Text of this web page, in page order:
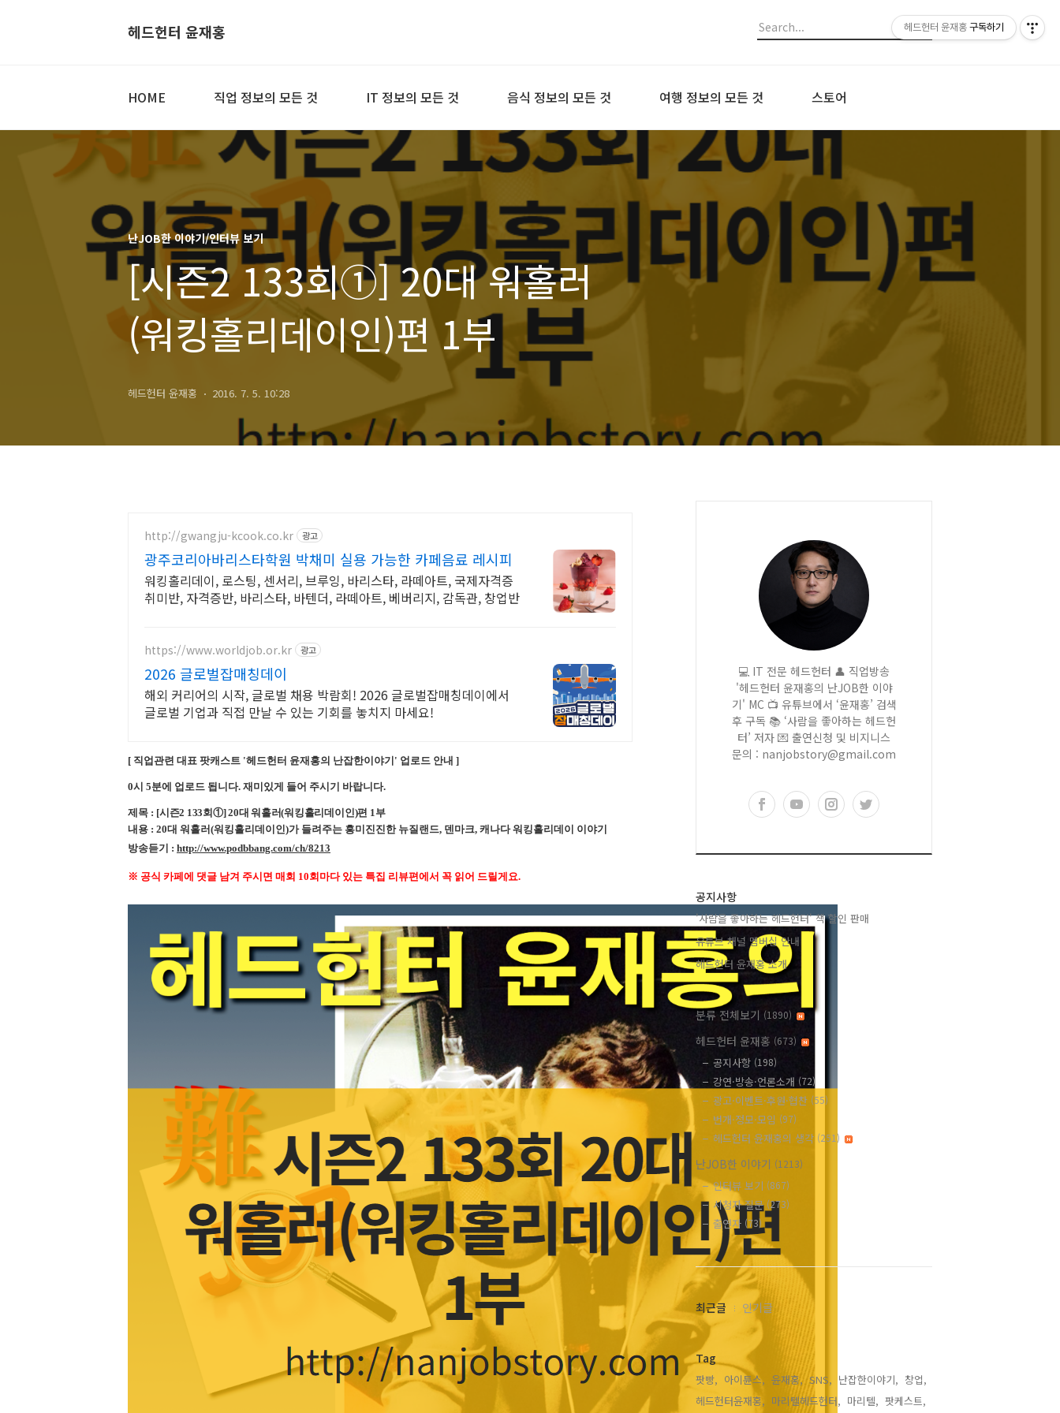
헤드헌터 윤재홍
HOME 직업 정보의 모든 것 IT 정보의 모든 것 음식 정보의 모든 것 여행 정보의 모든 것 스토어
난JOB한 이야기/인터뷰 보기
[시즌2 133회①] 20대 워홀러
(워킹홀리데이인)편 1부
헤드헌터 윤재홍 2016. 7. 5. 10:28
http://gwangju-kcook.co.kr 광고
광주코리아바리스타학원 박채미 실용 가능한 카페음료 레시피
워킹홀리데이, 로스팅, 센서리, 브루잉, 바리스타, 라떼아트, 국제자격증
취미반, 자격증반, 바리스타, 바텐더, 라떼아트, 베버리지, 감독관, 창업반
https://www.worldjob.or.kr 광고
2026 글로벌잡매칭데이
해외 커리어의 시작, 글로벌 채용 박람회! 2026 글로벌잡매칭데이에서
글로벌 기업과 직접 만날 수 있는 기회를 놓치지 마세요!
[ 직업관련 대표 팟캐스트 '헤드헌터 윤재홍의 난잡한이야기' 업로드 안내 ]
0시 5분에 업로드 됩니다. 재미있게 들어 주시기 바랍니다.
제목 : [시즌2 133회①] 20대 워홀러(워킹홀리데이인)편 1부
내용 : 20대 워홀러(워킹홀리데이인)가 들려주는 흥미진진한 뉴질랜드, 덴마크, 캐나다 워킹홀리데이 이야기
방송듣기 : http://www.podbbang.com/ch/8213
※ 공식 카페에 댓글 남겨 주시면 매회 10회마다 있는 특집 리뷰편에서 꼭 읽어 드릴게요.
💻 IT 전문 헤드헌터 👤 직업방송
'헤드헌터 윤재홍의 난JOB한 이야
기' MC 📺 유튜브에서 ‘윤재홍’ 검색
후 구독 📚 ‘사람을 좋아하는 헤드헌
터’ 저자 💌 출연신청 및 비지니스
문의 : nanjobstory@gmail.com
공지사항
'사람을 좋아하는 헤드헌터' 책 할인 판매
유튜브 채널 멤버십 안내
헤드헌터 윤재홍 소개
분류 전체보기 (1890)
헤드헌터 윤재홍 (673)
공지사항 (198)
강연·방송·언론소개 (72)
광고·이벤트·후원·협찬 (55)
번개·정모·모임 (97)
헤드헌터 윤재홍의 생각 (251)
난JOB한 이야기 (1213)
인터뷰 보기 (867)
시청자 질문 (273)
출연자 (73)
최
근
글
과
기
글
최근글 인기글
Tag
팟빵, 아이튠스, 윤재홍, SNS, 난잡한이야기, 창업,
헤드헌터윤재홍, 마리텔헤드헌터, 마리텔, 팟케스트,
헤드헌터 윤재홍 구독하기